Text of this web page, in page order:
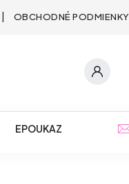
OBCHODNÉ PODMIENKY
EPOUKAZ